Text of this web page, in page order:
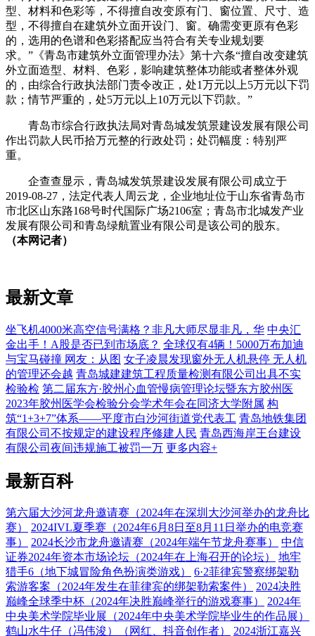
型、材料和色彩等，不得擅自改变原有门、窗位置、尺寸、造
型，不得擅自在建筑外立面开设门、窗。确需变更原有色彩
的，选用的色谱和色彩搭配应当符合有关专业规划要
求。”《青岛市建筑外立面管理办法》第十六条“擅自改变建筑
外立面造型、材料、色彩，影响建筑整体功能或者整体外观
的，由综合行政执法部门责令改正，处1万元以上5万元以下罚
款；情节严重的，处5万元以上10万元以下罚款。”
青岛市综合行政执法局对青岛城发筑景建设发展有限公司
作出罚款人民币拾万元整的行政处罚；处罚幅度：特别严
重。
企查查显示，青岛城发筑景建设发展有限公司成立于
2019-08-27，法定代表人周云龙，企业地址位于山东省青岛市
市北区山东路168号时代国际广场2106室；青岛市北城发产业
发展有限公司和青岛绿航置业有限公司是该公司的股东。
（本网记者）
最新文章
坐飞机4000米高空信号满格？非凡大师尽显非凡，华 中央汇
金出手！A股是否已到市场底？ 全球仅有4辆！5000万布加迪
与宝马碰撞 网友：从图 女子凌晨发现窗外无人机悬停 无人机
的管理还会越 青岛城建建筑工程质量检测有限公司出具不实
检验检 第二届东方·胶州心血管慢病管理论坛暨东方胶州医
2023年胶州医学会检验分会学术年会在同济大学附属 构
筑“1+3+7”体系——平度市白沙河街道党代表工 青岛地铁集团
有限公司不按规定的建设程序修建人民 青岛西海岸王台建设
有限公司夜间违规施工被罚一万 更多内容+
最新百科
第六届大沙河龙舟邀请赛（2024年在深圳大沙河举办的龙舟比
赛）
2024IVL夏季赛（2024年6月8日至8月11日举办的电竞赛
事）
2024长沙市龙舟邀请赛（2024年端午节龙舟赛事）
中信
证券2024年资本市场论坛（2024年在上海召开的论坛）
地牢
猎手6（地下城冒险角色扮演类游戏）
6·2菲律宾警察绑架勒
索游客案（2024年发生在菲律宾的绑架勒索案件）
2024决胜
巅峰全球季中杯（2024年决胜巅峰举行的游戏赛事）
2024年
中央美术学院毕业展（2024年中央美术学院毕业生的作品展）
鹤山水牛仔（冯伟浚）（网红、抖音创作者）
2024浙江嘉兴